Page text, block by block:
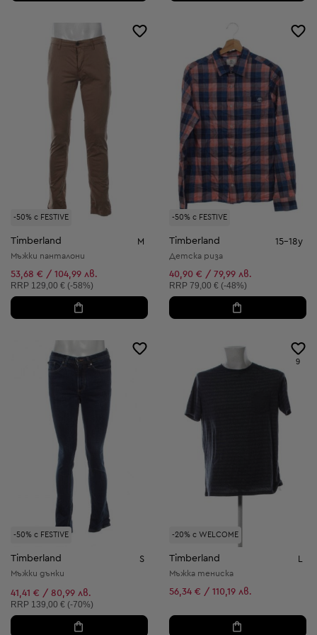
-50% с FESTIVE
Timberland M
Мъжки панталони
53,68 € / 104,99 лв.
Препоръчителна цена:
RRP 129,00 € (-58%)
-50% с FESTIVE
Timberland 15-18y
Детска риза
40,90 € / 79,99 лв.
Препоръчителна цена:
RRP 79,00 € (-48%)
-50% с FESTIVE
Timberland S
Мъжки дънки
41,41 € / 80,99 лв.
Препоръчителна цена:
RRP 139,00 € (-70%)
-20% с WELCOME
9
Timberland L
Мъжка тениска
56,34 € / 110,19 лв.